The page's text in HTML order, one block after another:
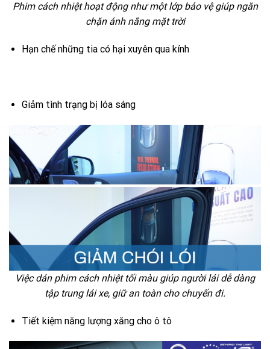
Phim cách nhiệt hoạt động như một lớp bảo vệ giúp ngăn
chặn ánh nắng mặt trời
Hạn chế những tia có hại xuyên qua kính
Giảm tình trạng bị lóa sáng
Việc dán phim cách nhiệt tối màu giúp người lái dễ dàng
tập trung lái xe, giữ an toàn cho chuyến đi.
Tiết kiệm năng lượng xăng cho ô tô